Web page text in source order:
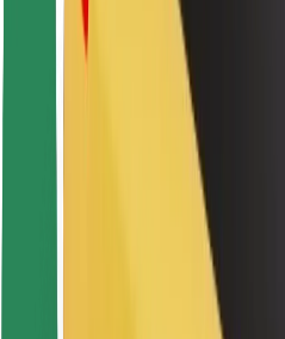
Seguridad para
Seguridad para patinetes
Laboratorio de seguridad
Dónde estamos
Soluciones para las
Estaciones de carga de